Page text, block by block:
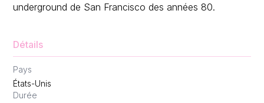
underground de San Francisco des années 80.
Détails
Pays
États-Unis
Durée